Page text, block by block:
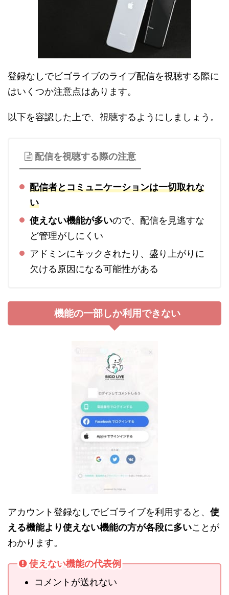
登録なしでビゴライブのライブ配信を視聴する際に
はいくつか注意点はあります。
以下を容認した上で、視聴するようにしましょう。
配信を視聴する際の注意
配信者とコミュニケーションは一切取れな
い
使えない機能が多いので、配信を見逃すな
ど管理がしにくい
アドミンにキックされたり、盛り上がりに
欠ける原因になる可能性がある
機能の一部しか利用できない
アカウント登録なしでビゴライブを利用すると、 使
える機能より使えない機能の方が各段に多いことが
わかります。
使えない機能の代表例
コメントが送れない